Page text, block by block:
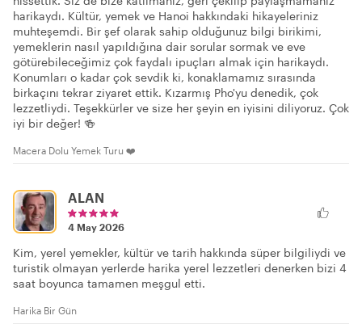
harikaydı. Kültür, yemek ve Hanoi hakkındaki hikayeleriniz
muhteşemdi. Bir şef olarak sahip olduğunuz bilgi birikimi,
yemeklerin nasıl yapıldığına dair sorular sormak ve eve
götürebileceğimiz çok faydalı ipuçları almak için harikaydı.
Konumları o kadar çok sevdik ki, konaklamamız sırasında
birkaçını tekrar ziyaret ettik. Kızarmış Pho'yu denedik, çok
lezzetliydi. Teşekkürler ve size her şeyin en iyisini diliyoruz. Çok
iyi bir değer! 🍻
Macera Dolu Yemek Turu ❤️
ALAN
4 May 2026
Kim, yerel yemekler, kültür ve tarih hakkında süper bilgiliydi ve
turistik olmayan yerlerde harika yerel lezzetleri denerken bizi 4
saat boyunca tamamen meşgul etti.
Harika Bir Gün